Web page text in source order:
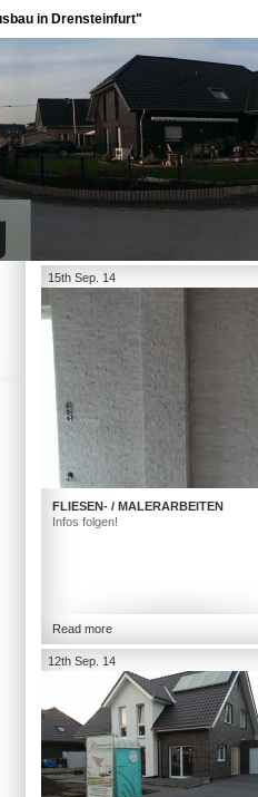
in Drensteinfurt"
15th Sep. 14
FLIESEN- / MALERARBEITEN
Infos folgen!
Read more
12th Sep. 14